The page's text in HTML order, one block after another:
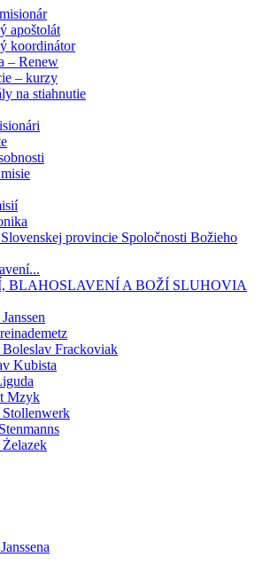
apoštolát
koordinátor
– Renew
– kurzy
na stiahnutie
provincie Spoločnosti Božieho
BLAHOSLAVENÍ A BOŽÍ SLUHOVIA
Frackoviak
Kubista
Mzyk
Stollenwerk